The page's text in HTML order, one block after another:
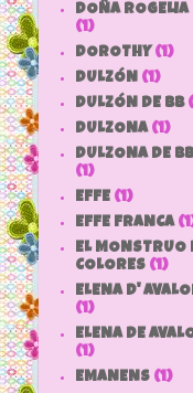
DOÑA ROGELIA
(1)
DOROTHY (1)
DULZÓN (1)
DULZÓN DE BB
DULZONA (1)
DULZONA DE BB
(1)
EFFE (1)
EFFE FRANCA
EL MONSTRUO
COLORES (1)
ELENA D'
(1)
ELENA DE
(1)
EMANENS (1)